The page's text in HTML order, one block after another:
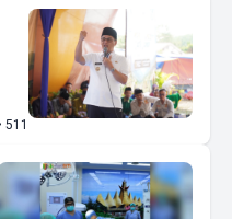
511